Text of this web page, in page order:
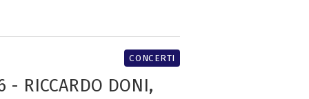
- RICCARDO DONI,
CONCERTI